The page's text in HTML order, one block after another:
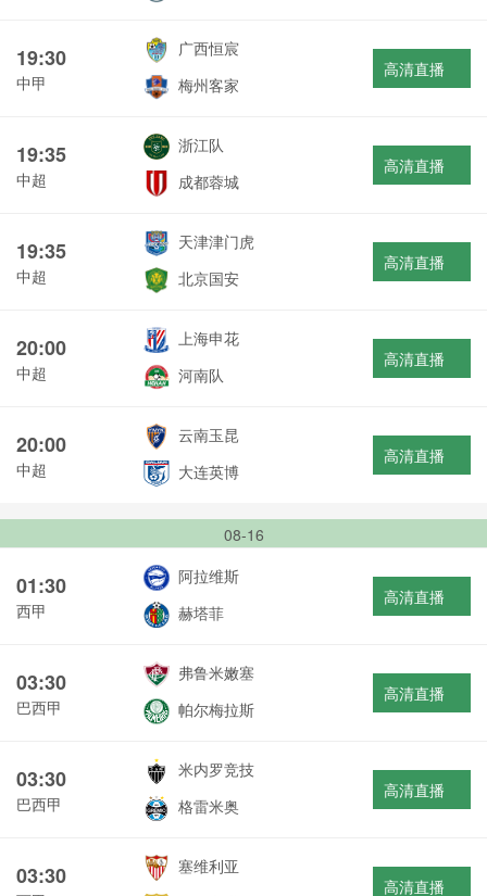
19:30
中甲
广西恒宸
梅州客家
高清直播
19:35
中超
浙江队
成都蓉城
高清直播
19:35
中超
天津津门虎
北京国安
高清直播
20:00
中超
上海申花
河南队
高清直播
20:00
中超
云南玉昆
大连英博
高清直播
08-16
01:30
西甲
阿拉维斯
赫塔菲
高清直播
03:30
巴西甲
弗鲁米嫩塞
帕尔梅拉斯
高清直播
03:30
巴西甲
米内罗竞技
格雷米奥
高清直播
03:30
塞维利亚
高清直播